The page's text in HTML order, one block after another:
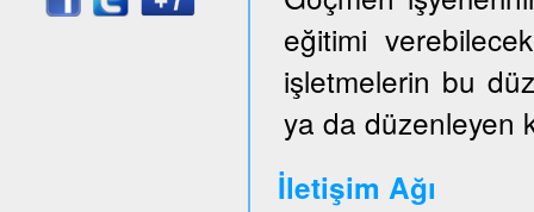
eğitimi
işletmelerin bu
ya da düzenleyen
İletişim Ağı